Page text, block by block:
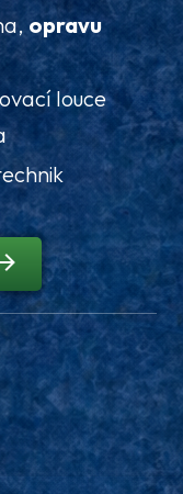
opravu
louce